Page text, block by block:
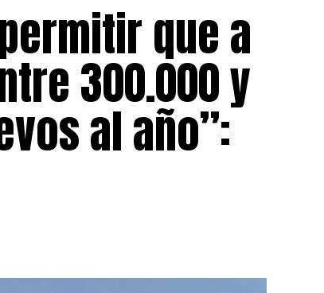
que a
300.000 y
al año”: